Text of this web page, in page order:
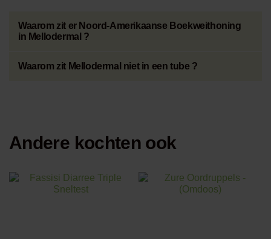
Waarom zit er Noord-Amerikaanse Boekweithoning
in Mellodermal ?
Waarom zit Mellodermal niet in een tube ?
Andere kochten ook
This
This